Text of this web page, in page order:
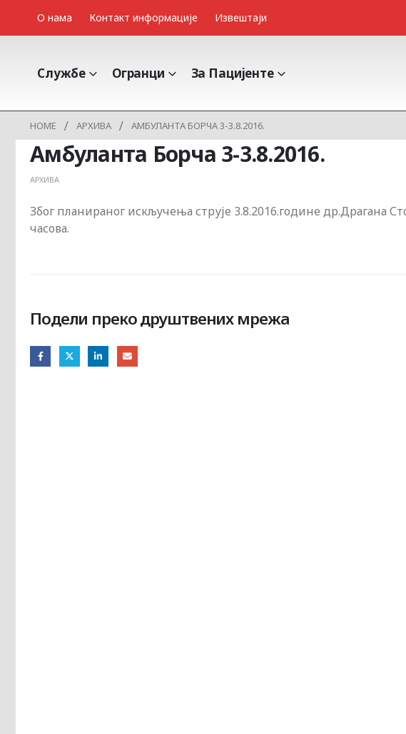
О нама Контакт информације Извештаји
Службе Огранци За Пацијенте
HOME АРХИВА АМБУЛАНТА БОРЧА 3-3.8.2016.
Амбуланта Борча 3-3.8.2016.
АРХИВА
Због планираног искључења струје 3.8.2016.године др.Драгана
часова.
Подели преко друштвених мрежа